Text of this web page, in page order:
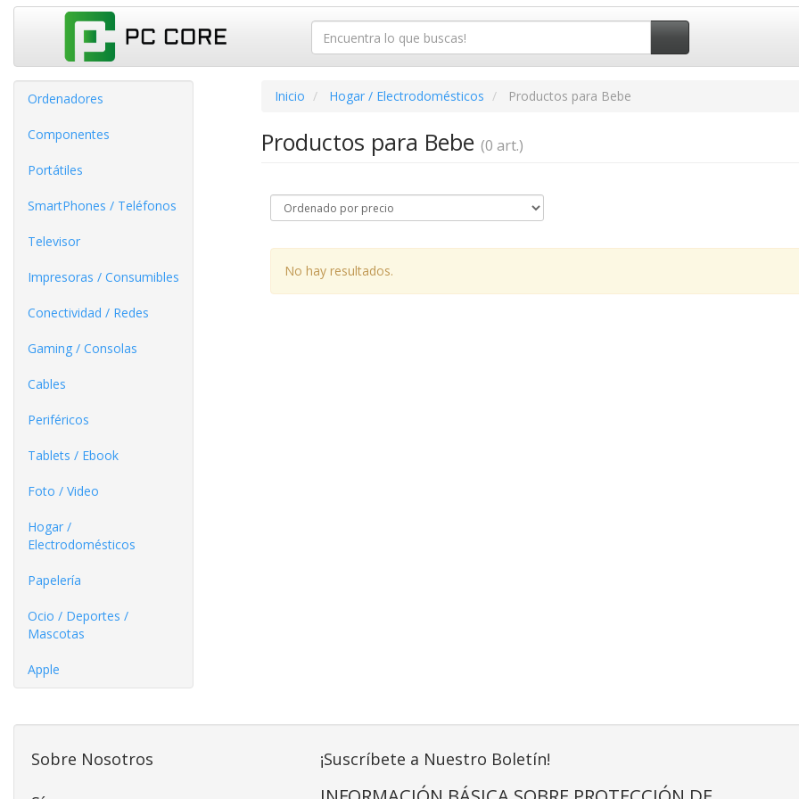
Ordenadores
Componentes
Portátiles
SmartPhones / Teléfonos
Televisor
Impresoras / Consumibles
Conectividad / Redes
Gaming / Consolas
Cables
Periféricos
Tablets / Ebook
Foto / Video
Hogar /
Electrodomésticos
Papelería
Ocio / Deportes /
Mascotas
Apple
Inicio Hogar / Electrodomésticos Productos para Bebe
Productos para Bebe (0 art.)
No hay resultados.
Sobre Nosotros ¡Suscríbete a Nuestro Boletín!